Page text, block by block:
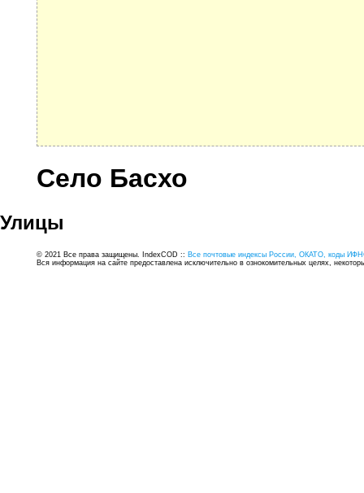
Село Басхо
Улицы
© 2021 Все права защищены. IndexCOD :: Все почтовые индексы России, ОКАТО, коды
Вся информация на сайте предоставлена исключительно в ознокомительных целях,